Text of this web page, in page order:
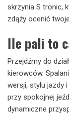
skrzynia S tronic,
zdąży ocenić
Ile pali to
Przejdźmy do
kierowców.
wersji, stylu jazdy
przy spokojnej
dynamiczne